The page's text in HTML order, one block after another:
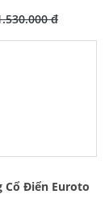
đ
Cổ Điển Euroto